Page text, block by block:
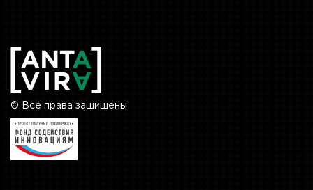
© Все права защищены